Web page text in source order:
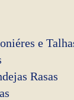
e
Rasas